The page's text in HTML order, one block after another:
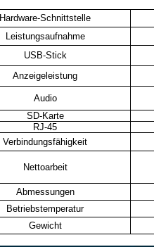
Hardware-Schnittstelle
Leistungsaufnahme
USB-Stick
Anzeigeleistung
Audio
SD-Karte
RJ-45
Verbindungsfähigkeit
Nettoarbeit
Abmessungen
Betriebstemperatur
Gewicht